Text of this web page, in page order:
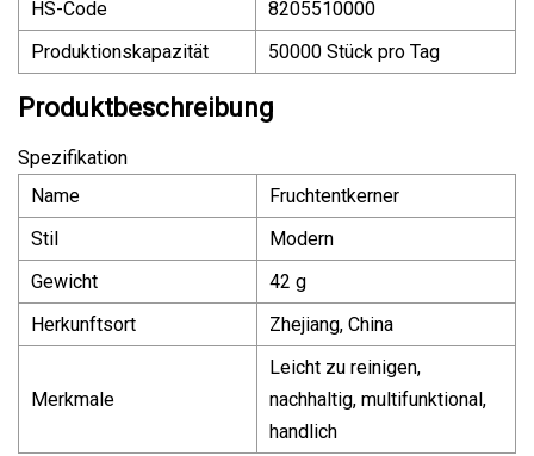
HS-Code
8205510000
Produktionskapazität
50000 Stück pro Tag
Produktbeschreibung
Spezifikation
Name
Fruchtentkerner
Stil
Modern
Gewicht
42 g
Herkunftsort
Zhejiang, China
Merkmale
Leicht zu reinigen,
nachhaltig, multifunktional,
handlich